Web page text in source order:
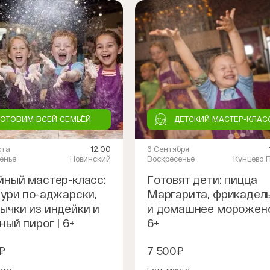
ВСЕЙ СЕМЬЁЙ
напитки
шоу
что внутри"
из индейки с салатом
тарт татен с мороженым
по-аджарски
12:00
Новинский
мастер-класс:
по-аджарски,
из индейки и
пирог | 6+
ДЕТСКИЙ МАСТЕР-
Игра "Угадай, что внутри"
Митболы с соусом
Пицца Маргарита
6 Сентября
Воскресенье
Кунцево
Готовят дети: пицца
Маргарита,
и домашнее
6+
7 500₽